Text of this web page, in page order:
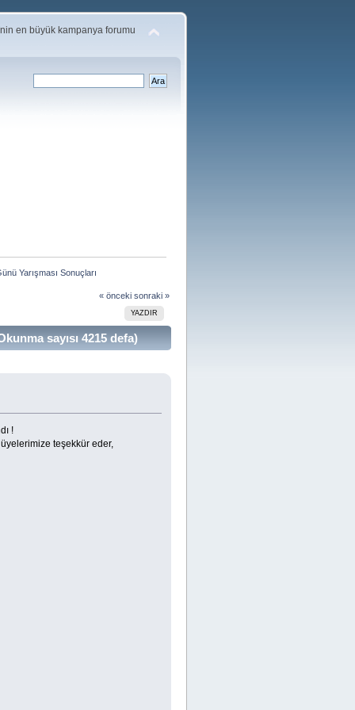
en büyük kampanya forumu
Yarışması Sonuçları
« önceki sonraki »
YAZDIR
sayısı 4215 defa)
!
teşekkür eder,